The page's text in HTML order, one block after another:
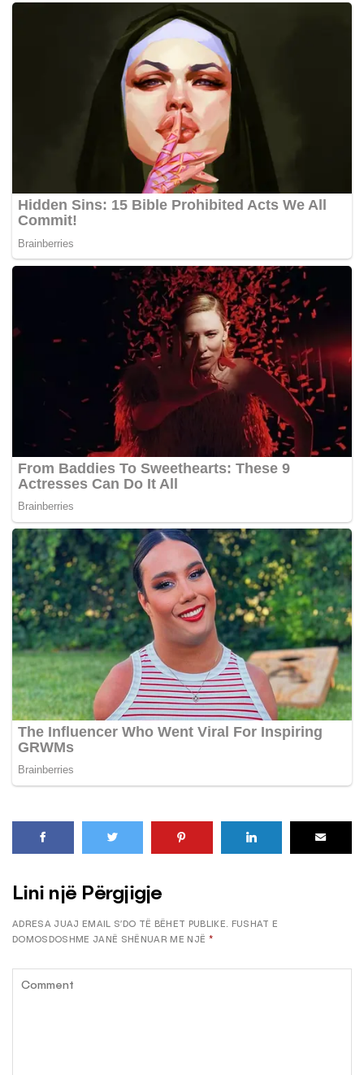
Lini një Përgjigje
ADRESA JUAJ EMAIL S’DO TË BËHET PUBLIKE. FUSHAT E
DOMOSDOSHME JANË SHËNUAR ME NJË *